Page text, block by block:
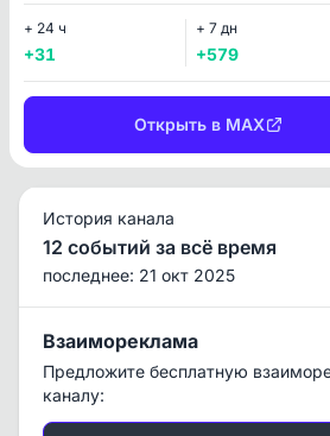
+ 24 ч
+31
+ 7 дн
+579
Открыть в MAX
История канала
12 событий за всё время
последнее: 21 окт 2025
Взаимореклама
Предложите бесплатную
каналу: